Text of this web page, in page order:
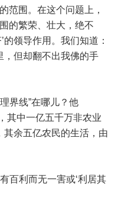
范围。在这个问题上，
的繁荣、壮大，绝不
的领导作用。我们知道：
，但却翻不出我佛的手
界线”在哪儿？他
其中一亿五千万非农业
其余五亿农民的生活，由
百利而无一害或‘利居其